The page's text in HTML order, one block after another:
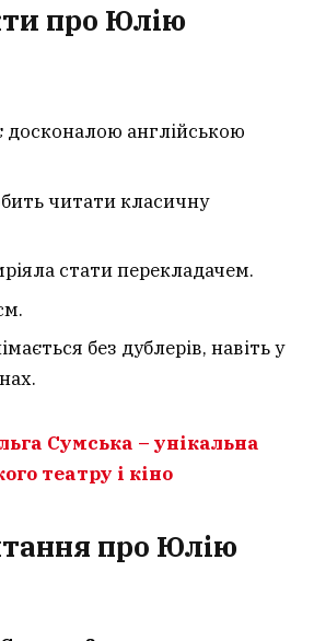
про Юлію
англійською
читати класичну
стати перекладачем.
без дублерів, навіть у
Сумська – унікальна
театру і кіно
про Юлію